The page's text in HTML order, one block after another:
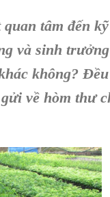
tâm đến
và sinh
không?
về hòm thư